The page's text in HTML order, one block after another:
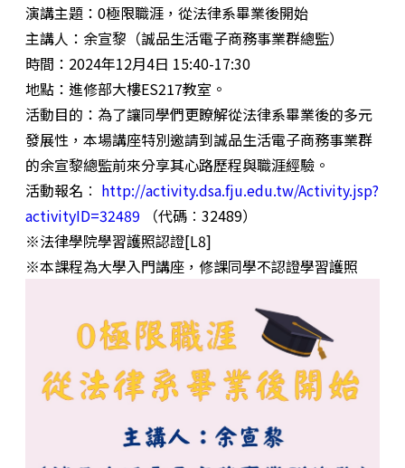
演講主題：0極限職涯，從法律系畢業後開始
主講人：余宣黎（誠品生活電子商務事業群總監）
時間：2024年12月4日 15:40-17:30
地點：進修部大樓ES217教室。
活動目的：為了讓同學們更瞭解從法律系畢業後的多元
發展性，本場講座特別邀請到誠品生活電子商務事業群
的余宣黎總監前來分享其心路歷程與職涯經驗。
活動報名︰ http://activity.dsa.fju.edu.tw/Activity.jsp?
activityID=32489 （代碼︰32489）
※法律學院學習護照認證[L8]
※本課程為大學入門講座，修課同學不認證學習護照